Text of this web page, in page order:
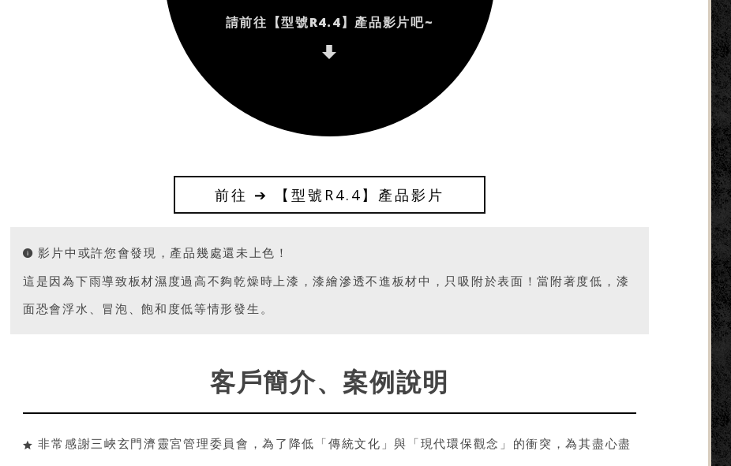
請前往【型號R4.4】產品影片吧~
前往 ➔ 【型號R4.4】產品影片
影片中或許您會發現，產品幾處還未上色！
這是因為下雨導致板材濕度過高不夠乾燥時上漆，漆繪滲透不進板材中，只吸附於表面！當附著度低，漆
面恐會浮水、冒泡、飽和度低等情形發生。
客戶簡介、案例說明
非常感謝三峽玄門濟靈宮管理委員會，為了降低「傳統文化」與「現代環保觀念」的衝突，為其盡心盡